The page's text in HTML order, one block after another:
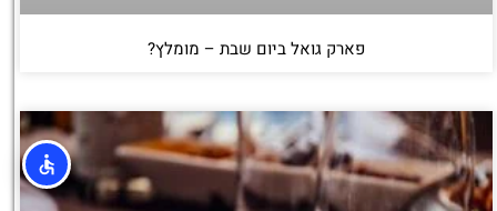
פארק גואל ביום שבת – מומלץ?